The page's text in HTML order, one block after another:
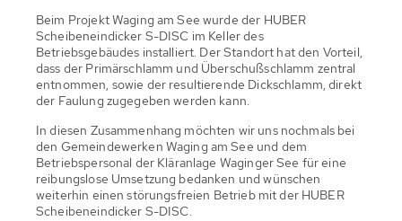
Beim Projekt Waging am See wurde der HUBER
Scheibeneindicker S-DISC im Keller des
Betriebsgebäudes installiert. Der Standort hat den Vorteil,
dass der Primärschlamm und Überschußschlamm zentral
entnommen, sowie der resultierende Dickschlamm, direkt
der Faulung zugegeben werden kann.
In diesen Zusammenhang möchten wir uns nochmals bei
den Gemeindewerken Waging am See und dem
Betriebspersonal der Kläranlage Waginger See für eine
reibungslose Umsetzung bedanken und wünschen
weiterhin einen störungsfreien Betrieb mit der HUBER
Scheibeneindicker S-DISC.